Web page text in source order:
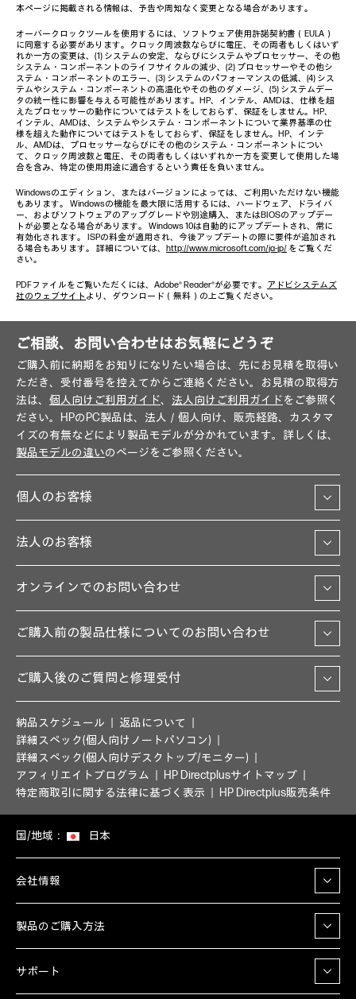
本ページに掲載される情報は、予告や周知なく変更となる場合があります。
オーバークロックツールを使用するには、ソフトウェア使用許諾契約書（EULA）
に同意する必要があります。クロック周波数ならびに電圧、その両者もしくはいず
れか一方の変更は、(1) システムの安定、ならびにシステムやプロセッサー、その他
システム・コンポーネントのライフサイクルの減少、(2) プロセッサーやその他シ
ステム・コンポーネントのエラー、(3) システムのパフォーマンスの低減、(4) シス
テムやシステム・コンポーネントの高温化やその他のダメージ、(5) システムデー
タの統一性に影響を与える可能性があります。HP、インテル、AMDは、仕様を超
えたプロセッサーの動作についてはテストをしておらず、保証をしません。HP、
インテル、AMDは、システムやシステム・コンポーネントについて業界基準の仕
様を超えた動作についてはテストをしておらず、保証をしません。HP、インテ
ル、AMDは、プロセッサーならびにその他のシステム・コンポーネントについ
て、クロック周波数と電圧、その両者もしくはいずれか一方を変更して使用した場
合を含み、特定の使用用途に適合するという責任を負いません。
Windowsのエディション、またはバージョンによっては、ご利用いただけない機能
もあります。 Windowsの機能を最大限に活用するには、ハードウェア、ドライバ
ー、およびソフトウェアのアップグレードや別途購入、またはBIOSのアップデー
トが必要となる場合があります。 Windows 10は自動的にアップデートされ、常に
有効化されます。 ISPの料金が適用され、今後アップデートの際に要件が追加され
る場合もあります。 詳細については、 http://www.microsoft.com/ja-jp/ をご覧くだ
さい。
PDFファイルをご覧いただくには、Adobe® Reader®が必要です。 アドビシステムズ
社のウェブサイト より、ダウンロード（無料）の上ご覧ください。
ご相談、お問い合わせはお気軽にどうぞ
ご購入前に納期をお知りになりたい場合は、先にお見積を取得い
ただき、受付番号を控えてからご連絡ください。お見積の取得方
法は、 個人向けご利用ガイド、 法人向けご利用ガイドをご参照く
ださい。HPのPC製品は、法人／個人向け、販売経路、カスタマ
イズの有無などにより製品モデルが分かれています。詳しくは、
製品モデルの違いのページをご参照ください。
個人のお客様
法人のお客様
オンラインでのお問い合わせ
ご購入前の製品仕様についてのお問い合わせ
ご購入後のご質問と修理受付
納品スケジュール
返品について
詳細スペック(個人向けノートパソコン)
詳細スペック(個人向けデスクトップ/モニター)
アフィリエイトプログラム
HP Directplusサイトマップ
特定商取引に関する法律に基づく表示
HP Directplus販売条件
国/地域： 日本
会社情報
製品のご購入方法
サポート